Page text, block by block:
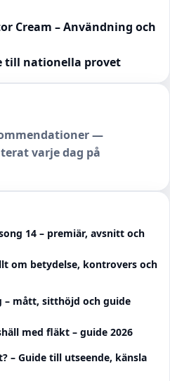
Cream – Användning och
till nationella provet
—
varje dag på
14 – premiär, avsnitt och
om betydelse, kontrovers och
– mått, sitthöjd och guide
med fläkt – guide 2026
– Guide till utseende, känsla